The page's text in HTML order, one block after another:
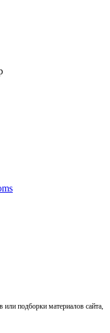
или подборки материалов сайта,